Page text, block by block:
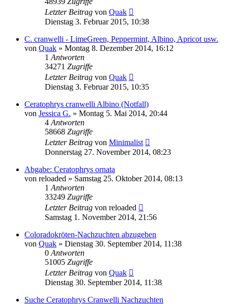
Letzter Beitrag von Quak
Dienstag 3. Februar 2015, 10:38
C. cranwelli - LimeGreen, Peppermint, Albino, Apricot usw.
von Quak » Montag 8. Dezember 2014, 16:12
1 Antworten
34271 Zugriffe
Letzter Beitrag von Quak
Dienstag 3. Februar 2015, 10:35
Ceratophrys cranwelli Albino (Notfall)
von Jessica G. » Montag 5. Mai 2014, 20:44
4 Antworten
58668 Zugriffe
Letzter Beitrag von Minimalist
Donnerstag 27. November 2014, 08:23
Abgabe: Ceratophrys ornata
von reloaded » Samstag 25. Oktober 2014, 08:13
1 Antworten
33249 Zugriffe
Letzter Beitrag von reloaded
Samstag 1. November 2014, 21:56
Coloradokröten-Nachzuchten abzugeben
von Quak » Dienstag 30. September 2014, 11:38
0 Antworten
51005 Zugriffe
Letzter Beitrag von Quak
Dienstag 30. September 2014, 11:38
Suche Ceratophrys Cranwelli Nachzuchten